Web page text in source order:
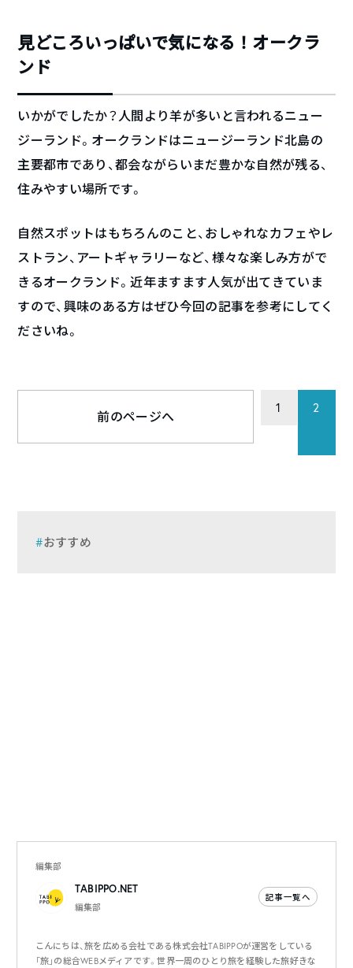
見どころいっぱいで気になる！オークラ
ンド
いかがでしたか？人間より羊が多いと言われるニュー
ジーランド。オークランドはニュージーランド北島の
主要都市であり、都会ながらいまだ豊かな自然が残る、
住みやすい場所です。
自然スポットはもちろんのこと、おしゃれなカフェやレ
ストラン、アートギャラリーなど、様々な楽しみ方がで
きるオークランド。近年ますます人気が出てきていま
すので、興味のある方はぜひ今回の記事を参考にしてく
ださいね。
前のページへ
1 2
おすすめ
編集部
TABIPPO.NET
編集部
記事一覧へ
こんにちは、旅を広める会社である株式会社TABIPPOが運営をしている
「旅」の総合WEBメディアです。世界一周のひとり旅を経験した旅好きな